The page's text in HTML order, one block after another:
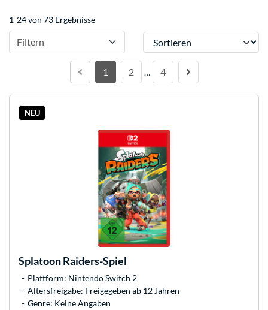
1-24 von 73 Ergebnisse
Filtern Sortieren
1 2 … 4
NEU
Splatoon Raiders-Spiel
Plattform: Nintendo Switch 2
Altersfreigabe: Freigegeben ab 12 Jahren
Genre: Keine Angaben